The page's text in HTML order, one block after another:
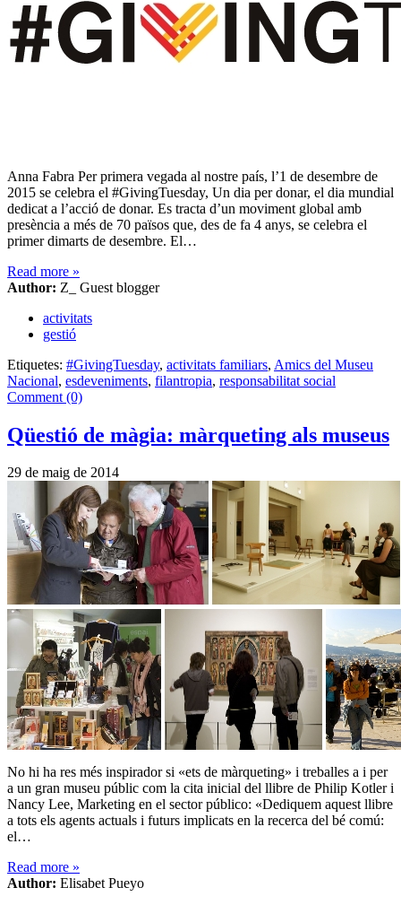
Anna Fabra Per primera vegada al nostre país, l’1 de desembre de
2015 se celebra el #GivingTuesday, Un dia per donar, el dia mundial
dedicat a l’acció de donar. Es tracta d’un moviment global amb
presència a més de 70 països que, des de fa 4 anys, se celebra el
primer dimarts de desembre. El…
Read more »
Author: Z_ Guest blogger
activitats
gestió
Etiquetes: #GivingTuesday, activitats familiars, Amics del Museu
Nacional, esdeveniments, filantropia, responsabilitat social
Comment (0)
Qüestió de màgia: màrqueting als museus
29 de maig de 2014
No hi ha res més inspirador si «ets de màrqueting» i treballes a i per
a un gran museu públic com la cita inicial del llibre de Philip Kotler i
Nancy Lee, Marketing en el sector público: «Dediquem aquest llibre
a tots els agents actuals i futurs implicats en la recerca del bé comú:
el…
Read more »
Author: Elisabet Pueyo